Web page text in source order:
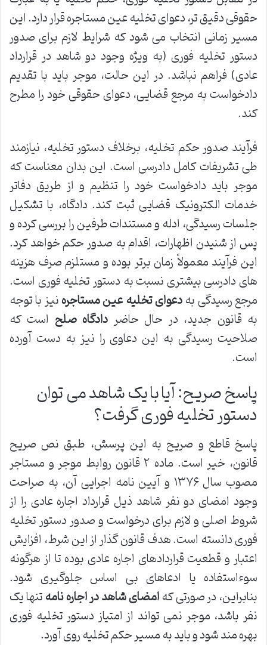
حقوقی دقیق تر، دعوای تخلیه عین مستاجره قرار دارد. این
مسیر زمانی انتخاب می شود که شرایط لازم برای صدور
دستور تخلیه فوری (به ویژه وجود دو شاهد در قرارداد
عادی) فراهم نباشد. در این حالت، موجر باید با تقدیم
دادخواست به مرجع قضایی، دعوای حقوقی خود را مطرح
کند.
فرآیند صدور حکم تخلیه، برخلاف دستور تخلیه، نیازمند
طی تشریفات کامل دادرسی است. این بدان معناست که
موجر باید دادخواست خود را تنظیم و از طریق دفاتر
خدمات الکترونیک قضایی ثبت کند. دادگاه، با تشکیل
جلسات رسیدگی، ادله و مستندات طرفین را بررسی کرده و
پس از شنیدن اظهارات، اقدام به صدور حکم خواهد کرد.
این فرآیند معمولاً زمان برتر بوده و مستلزم صرف هزینه
های دادرسی بیشتری نسبت به دستور تخلیه فوری است.
مرجع رسیدگی بهدعوای تخلیه عین مستاجرهنیز با توجه
به قانون جدید، در حال حاضر دادگاه صلح است که
صلاحیت رسیدگی به این دعاوی را نیز به دست آورده
است.
پاسخ صریح: آیا با یک شاهد می توان
دستور تخلیه فوری گرفت؟
پاسخ قاطع و صریح به این پرسش، طبق نص صریح
قانون، خیر است. ماده ۲ قانون روابط موجر و مستاجر
مصوب سال ۱۳۷۶ و آیین نامه اجرایی آن، به صراحت
وجود امضای دو نفر شاهد ذیل قرارداد اجاره عادی را از
شروط اصلی و لازم برای درخواست و صدور دستور تخلیه
فوری دانسته است. هدف قانون گذار از این شرط، افزایش
اعتبار و قطعیت قراردادهای اجاره عادی بوده تا از هرگونه
سوءاستفاده یا ادعاهای بی اساس جلوگیری شود.
بنابراین، در صورتی کهامضای شاهد در اجاره نامهتنها یک
نفر باشد، موجر نمی تواند از امتیاز دستور تخلیه فوری
بهره مند شود و باید به مسیر حکم تخلیه روی آورد.